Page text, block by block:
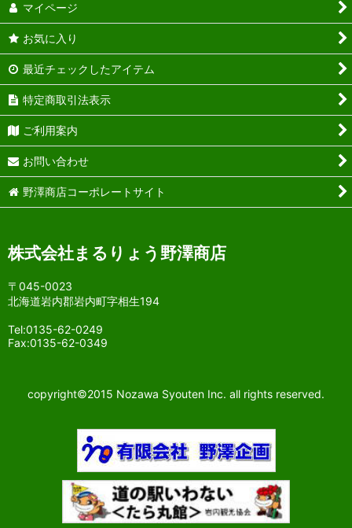
マイページ
お気に入り
最近チェックしたアイテム
特定商取引法表示
ご利用案内
お問い合わせ
野澤商店コーポレートサイト
株式会社まるりょう野澤商店
〒045-0023
北海道岩内郡岩内町字相生194
Tel:0135-62-0249
Fax:0135-62-0349
copyright©2015 Nozawa Syouten Inc. all rights reserved.